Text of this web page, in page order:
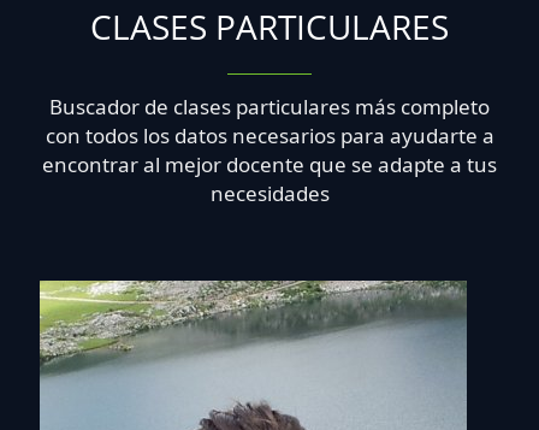
CLASES PARTICULARES
Buscador de clases particulares más completo
con todos los datos necesarios para ayudarte a
encontrar al mejor docente que se adapte a tus
necesidades